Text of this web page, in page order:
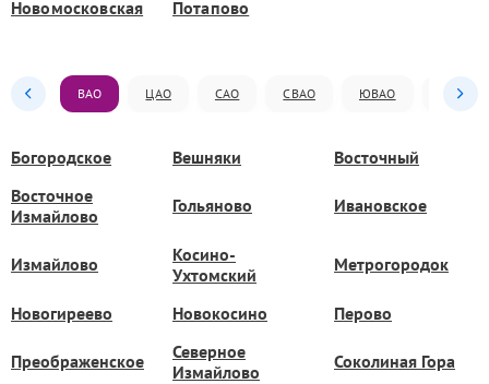
Новомосковская Потапово
ВАО ЦАО САО СВАО ЮВАО ЮАО
Богородское Вешняки
Восточный
Восточное
Измайлово
Гольяново Ивановское
Измайлово
Косино-
Ухтомский
Метрогородок
Новогиреево Новокосино Перово
Преображенское
Северное
Измайлово
Соколиная Гора